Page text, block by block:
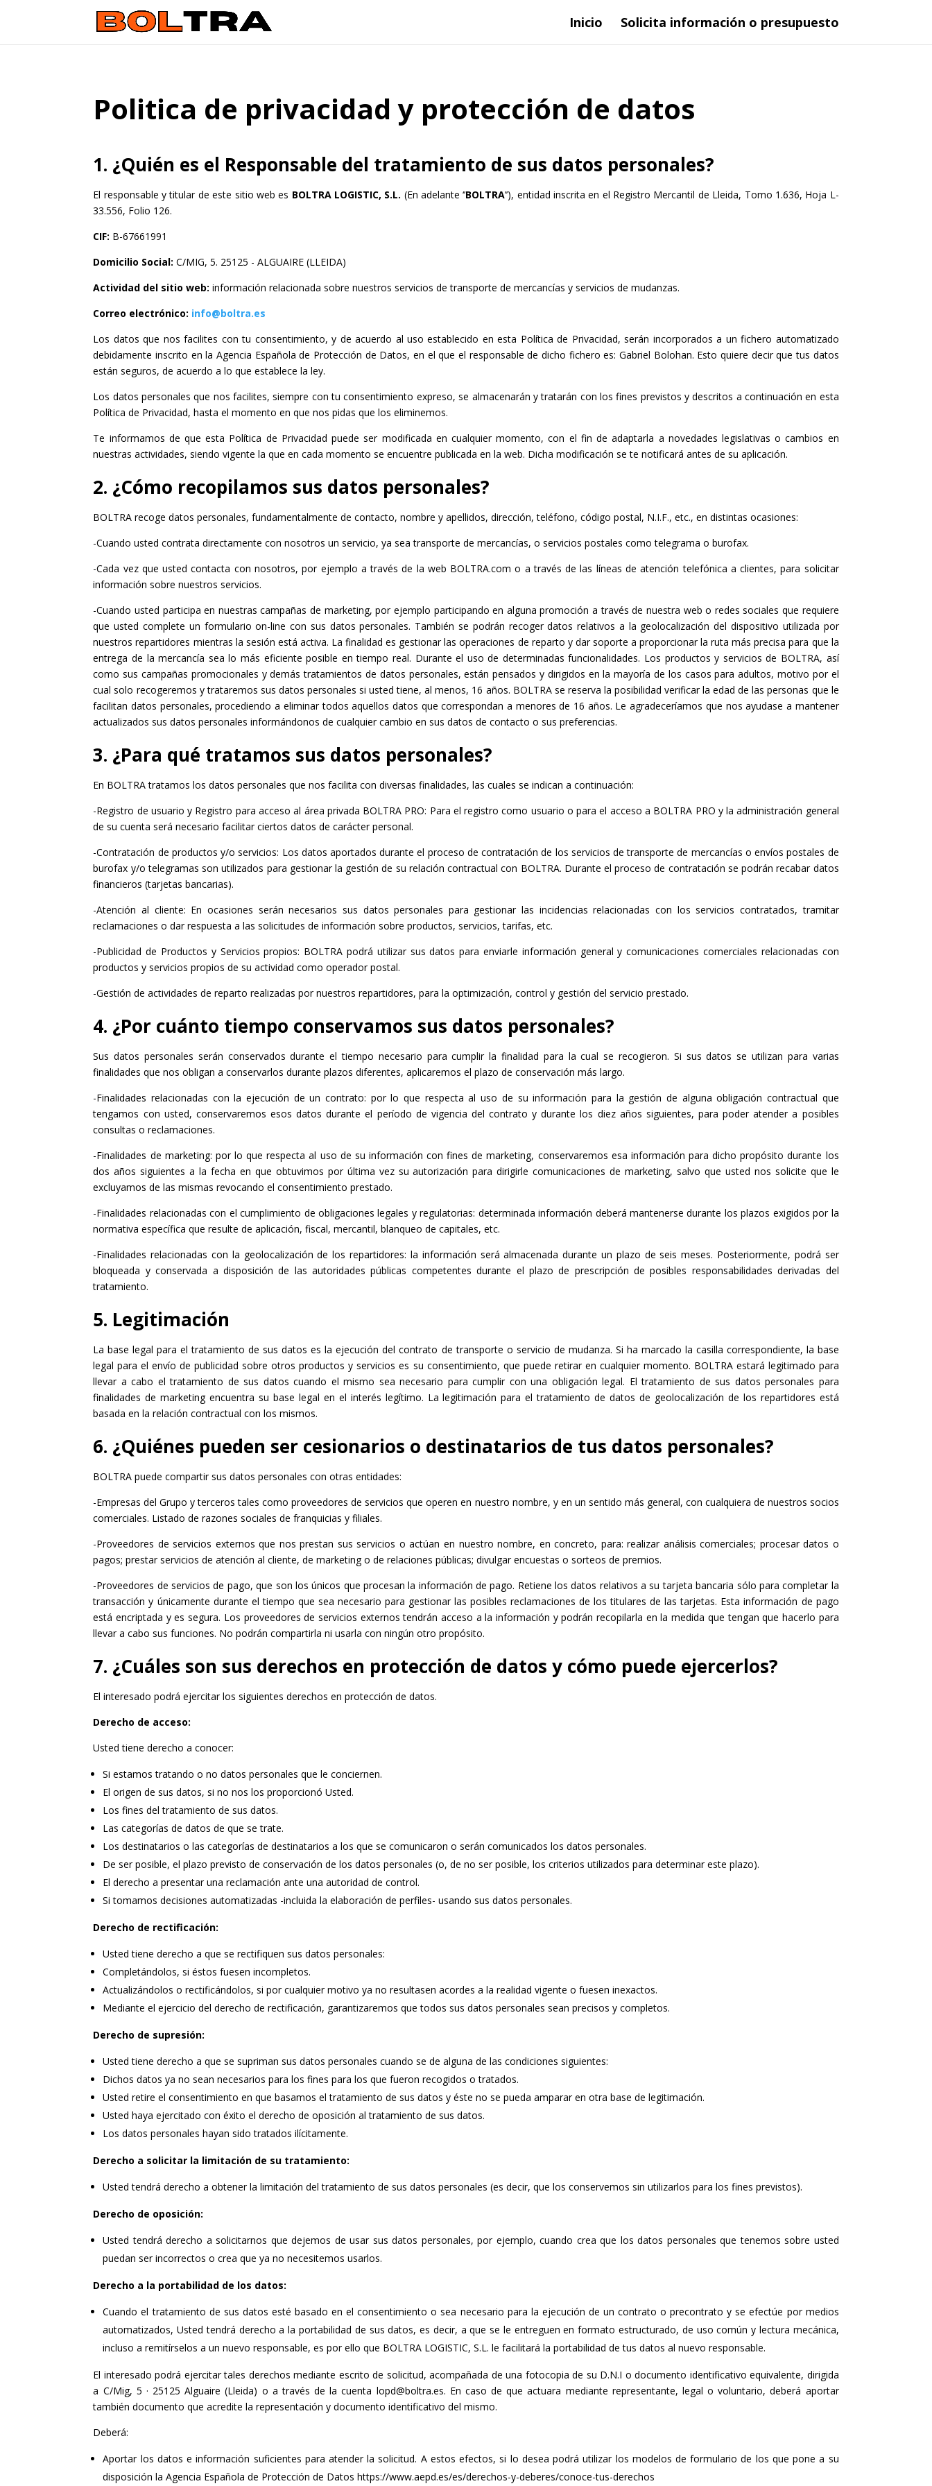
Inicio Solicita información o presupuesto
Politica de privacidad y protección de datos
1. ¿Quién es el Responsable del tratamiento de sus datos personales?
El responsable y titular de este sitio web es BOLTRA LOGISTIC, S.L. (En adelante ‘’BOLTRA’’), entidad inscrita en el Registro Mercantil de Lleida, Tomo 1.636, Hoja L-
33.556, Folio 126.
CIF: B-67661991
Domicilio Social: C/MIG, 5. 25125 - ALGUAIRE (LLEIDA)
Actividad del sitio web: información relacionada sobre nuestros servicios de transporte de mercancías y servicios de mudanzas.
Correo electrónico: info@boltra.es
Los datos que nos facilites con tu consentimiento, y de acuerdo al uso establecido en esta Política de Privacidad, serán incorporados a un fichero automatizado
debidamente inscrito en la Agencia Española de Protección de Datos, en el que el responsable de dicho fichero es: Gabriel Bolohan. Esto quiere decir que tus datos
están seguros, de acuerdo a lo que establece la ley.
Los datos personales que nos facilites, siempre con tu consentimiento expreso, se almacenarán y tratarán con los fines previstos y descritos a continuación en esta
Política de Privacidad, hasta el momento en que nos pidas que los eliminemos.
Te informamos de que esta Política de Privacidad puede ser modificada en cualquier momento, con el fin de adaptarla a novedades legislativas o cambios en
nuestras actividades, siendo vigente la que en cada momento se encuentre publicada en la web. Dicha modificación se te notificará antes de su aplicación.
2. ¿Cómo recopilamos sus datos personales?
BOLTRA recoge datos personales, fundamentalmente de contacto, nombre y apellidos, dirección, teléfono, código postal, N.I.F., etc., en distintas ocasiones:
​-Cuando usted contrata directamente con nosotros un servicio, ya sea transporte de mercancías, o servicios postales como telegrama o burofax.
-Cada vez que usted contacta con nosotros, por ejemplo a través de la web BOLTRA.com o a través de las líneas de atención telefónica a clientes, para solicitar
información sobre nuestros servicios.
-Cuando usted participa en nuestras campañas de marketing, por ejemplo participando en alguna promoción a través de nuestra web o redes sociales que requiere
que usted complete un formulario on-line con sus datos personales. También se podrán recoger datos relativos a la geolocalización del dispositivo utilizada por
nuestros repartidores mientras la sesión está activa. La finalidad es gestionar las operaciones de reparto y dar soporte a proporcionar la ruta más precisa para que la
entrega de la mercancía sea lo más eficiente posible en tiempo real. Durante el uso de determinadas funcionalidades. Los productos y servicios de BOLTRA, así
como sus campañas promocionales y demás tratamientos de datos personales, están pensados y dirigidos en la mayoría de los casos para adultos, motivo por el
cual solo recogeremos y trataremos sus datos personales si usted tiene, al menos, 16 años. BOLTRA se reserva la posibilidad verificar la edad de las personas que le
facilitan datos personales, procediendo a eliminar todos aquellos datos que correspondan a menores de 16 años. Le agradeceríamos que nos ayudase a mantener
actualizados sus datos personales informándonos de cualquier cambio en sus datos de contacto o sus preferencias.
3. ¿Para qué tratamos sus datos personales?
En BOLTRA tratamos los datos personales que nos facilita con diversas finalidades, las cuales se indican a continuación:
-Registro de usuario y Registro para acceso al área privada BOLTRA PRO: Para el registro como usuario o para el acceso a BOLTRA PRO y la administración general
de su cuenta será necesario facilitar ciertos datos de carácter personal.
-Contratación de productos y/o servicios: Los datos aportados durante el proceso de contratación de los servicios de transporte de mercancías o envíos postales de
burofax y/o telegramas son utilizados para gestionar la gestión de su relación contractual con BOLTRA. Durante el proceso de contratación se podrán recabar datos
financieros (tarjetas bancarias).
-Atención al cliente: En ocasiones serán necesarios sus datos personales para gestionar las incidencias relacionadas con los servicios contratados, tramitar
reclamaciones o dar respuesta a las solicitudes de información sobre productos, servicios, tarifas, etc.
-Publicidad de Productos y Servicios propios: BOLTRA podrá utilizar sus datos para enviarle información general y comunicaciones comerciales relacionadas con
productos y servicios propios de su actividad como operador postal.
-Gestión de actividades de reparto realizadas por nuestros repartidores, para la optimización, control y gestión del servicio prestado.
4. ¿Por cuánto tiempo conservamos sus datos personales?
Sus datos personales serán conservados durante el tiempo necesario para cumplir la finalidad para la cual se recogieron. Si sus datos se utilizan para varias
finalidades que nos obligan a conservarlos durante plazos diferentes, aplicaremos el plazo de conservación más largo.
-Finalidades relacionadas con la ejecución de un contrato: por lo que respecta al uso de su información para la gestión de alguna obligación contractual que
tengamos con usted, conservaremos esos datos durante el período de vigencia del contrato y durante los diez años siguientes, para poder atender a posibles
consultas o reclamaciones.
-Finalidades de marketing: por lo que respecta al uso de su información con fines de marketing, conservaremos esa información para dicho propósito durante los
dos años siguientes a la fecha en que obtuvimos por última vez su autorización para dirigirle comunicaciones de marketing, salvo que usted nos solicite que le
excluyamos de las mismas revocando el consentimiento prestado.
-Finalidades relacionadas con el cumplimiento de obligaciones legales y regulatorias: determinada información deberá mantenerse durante los plazos exigidos por la
normativa específica que resulte de aplicación, fiscal, mercantil, blanqueo de capitales, etc.
-Finalidades relacionadas con la geolocalización de los repartidores: la información será almacenada durante un plazo de seis meses. Posteriormente, podrá ser
bloqueada y conservada a disposición de las autoridades públicas competentes durante el plazo de prescripción de posibles responsabilidades derivadas del
tratamiento.
5. Legitimación
La base legal para el tratamiento de sus datos es la ejecución del contrato de transporte o servicio de mudanza. Si ha marcado la casilla correspondiente, la base
legal para el envío de publicidad sobre otros productos y servicios es su consentimiento, que puede retirar en cualquier momento. BOLTRA estará legitimado para
llevar a cabo el tratamiento de sus datos cuando el mismo sea necesario para cumplir con una obligación legal. El tratamiento de sus datos personales para
finalidades de marketing encuentra su base legal en el interés legítimo. La legitimación para el tratamiento de datos de geolocalización de los repartidores está
basada en la relación contractual con los mismos.
6. ¿Quiénes pueden ser cesionarios o destinatarios de tus datos personales?
​BOLTRA puede compartir sus datos personales con otras entidades:
-​Empresas del Grupo y terceros tales como proveedores de servicios que operen en nuestro nombre, y en un sentido más general, con cualquiera de nuestros socios
comerciales. Listado de razones sociales de franquicias y filiales.
-Proveedores de servicios externos que nos prestan sus servicios o actúan en nuestro nombre, en concreto, para: realizar análisis comerciales; procesar datos o
pagos; prestar servicios de atención al cliente, de marketing o de relaciones públicas; divulgar encuestas o sorteos de premios.
-Proveedores de servicios de pago, que son los únicos que procesan la información de pago. Retiene los datos relativos a su tarjeta bancaria sólo para completar la
transacción y únicamente durante el tiempo que sea necesario para gestionar las posibles reclamaciones de los titulares de las tarjetas. Esta información de pago
está encriptada y es segura. Los proveedores de servicios externos tendrán acceso a la información y podrán recopilarla en la medida que tengan que hacerlo para
llevar a cabo sus funciones. No podrán compartirla ni usarla con ningún otro propósito.
7. ¿Cuáles son sus derechos en protección de datos y cómo puede ejercerlos?
El interesado podrá ejercitar los siguientes derechos en protección de datos.
Derecho de acceso:
Usted tiene derecho a conocer:
Si estamos tratando o no datos personales que le conciernen.
El origen de sus datos, si no nos los proporcionó Usted.
Los fines del tratamiento de sus datos.
Las categorías de datos de que se trate.
Los destinatarios o las categorías de destinatarios a los que se comunicaron o serán comunicados los datos personales.
De ser posible, el plazo previsto de conservación de los datos personales (o, de no ser posible, los criterios utilizados para determinar este plazo).
El derecho a presentar una reclamación ante una autoridad de control.
Si tomamos decisiones automatizadas -incluida la elaboración de perfiles- usando sus datos personales.
Derecho de rectificación:
Usted tiene derecho a que se rectifiquen sus datos personales:
Completándolos, si éstos fuesen incompletos.
Actualizándolos o rectificándolos, si por cualquier motivo ya no resultasen acordes a la realidad vigente o fuesen inexactos.
Mediante el ejercicio del derecho de rectificación, garantizaremos que todos sus datos personales sean precisos y completos.
Derecho de supresión:
Usted tiene derecho a que se supriman sus datos personales cuando se de alguna de las condiciones siguientes:
Dichos datos ya no sean necesarios para los fines para los que fueron recogidos o tratados.
Usted retire el consentimiento en que basamos el tratamiento de sus datos y éste no se pueda amparar en otra base de legitimación.
Usted haya ejercitado con éxito el derecho de oposición al tratamiento de sus datos.
Los datos personales hayan sido tratados ilícitamente.
Derecho a solicitar la limitación de su tratamiento:
Usted tendrá derecho a obtener la limitación del tratamiento de sus datos personales (es decir, que los conservemos sin utilizarlos para los fines previstos).
Derecho de oposición:
Usted tendrá derecho a solicitarnos que dejemos de usar sus datos personales, por ejemplo, cuando crea que los datos personales que tenemos sobre usted
puedan ser incorrectos o crea que ya no necesitemos usarlos.
Derecho a la portabilidad de los datos:
Cuando el tratamiento de sus datos esté basado en el consentimiento o sea necesario para la ejecución de un contrato o precontrato y se efectúe por medios
automatizados, Usted tendrá derecho a la portabilidad de sus datos, es decir, a que se le entreguen en formato estructurado, de uso común y lectura mecánica,
incluso a remitírselos a un nuevo responsable, es por ello que BOLTRA LOGISTIC, S.L. le facilitará la portabilidad de tus datos al nuevo responsable.
El interesado podrá ejercitar tales derechos mediante escrito de solicitud, acompañada de una fotocopia de su D.N.I o documento identificativo equivalente, dirigida
a C/Mig, 5 · 25125 Alguaire (Lleida) o a través de la cuenta lopd@boltra.es. En caso de que actuara mediante representante, legal o voluntario, deberá aportar
también documento que acredite la representación y documento identificativo del mismo.
Deberá:
Aportar los datos e información suficientes para atender la solicitud. A estos efectos, si lo desea podrá utilizar los modelos de formulario de los que pone a su
disposición la Agencia Española de Protección de Datos https://www.aepd.es/es/derechos-y-deberes/conoce-tus-derechos